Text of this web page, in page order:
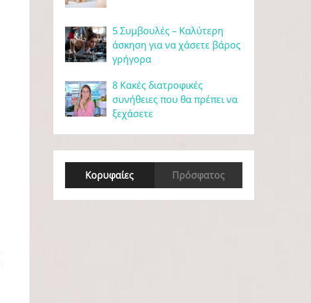
5 Συμβουλές – Καλύτερη
άσκηση για να χάσετε βάρος
γρήγορα
8 Κακές διατροφικές
συνήθειες που θα πρέπει να
ξεχάσετε
Κορυφαίες Πρόσφατος